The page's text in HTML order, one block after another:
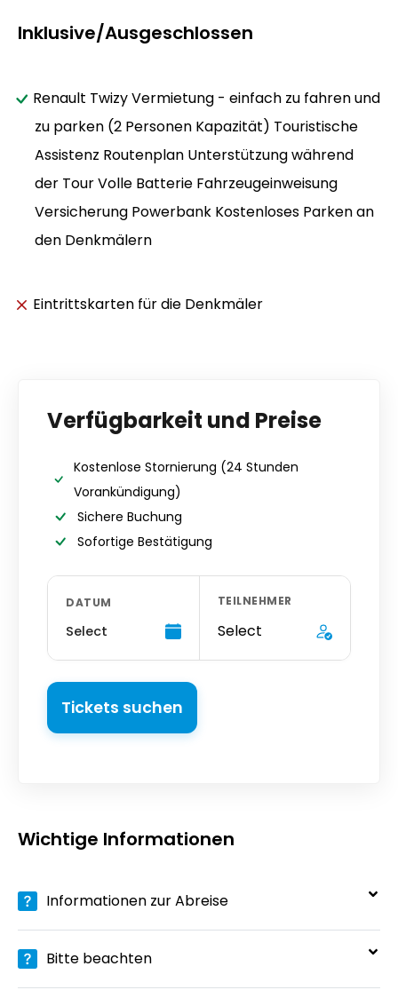
Inklusive/Ausgeschlossen
Renault Twizy Vermietung - einfach zu fahren und
zu parken (2 Personen Kapazität) Touristische
Assistenz Routenplan Unterstützung während
der Tour Volle Batterie Fahrzeugeinweisung
Versicherung Powerbank Kostenloses Parken an
den Denkmälern
Eintrittskarten für die Denkmäler
Verfügbarkeit und Preise
Kostenlose Stornierung (24 Stunden
Vorankündigung)
Sichere Buchung
Sofortige Bestätigung
DATUM
Select
TEILNEHMER
Select
Tickets suchen
Wichtige Informationen
Informationen zur Abreise
Bitte beachten